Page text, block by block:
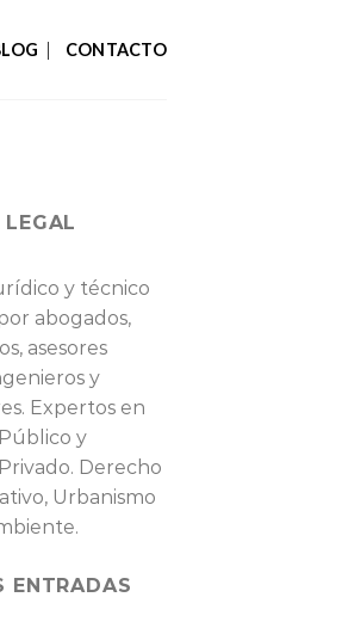
CONTACTO
y técnico
abogados,
asesores
y
Expertos en
y
Derecho
Urbanismo
ENTRADAS